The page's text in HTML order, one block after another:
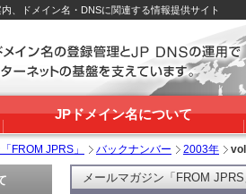
、ドメイン名・DNSに関連する情報提供サイト
JPドメイン名について
FROM JPRS」 バックナンバー 2003年
メールマガジン「FROM